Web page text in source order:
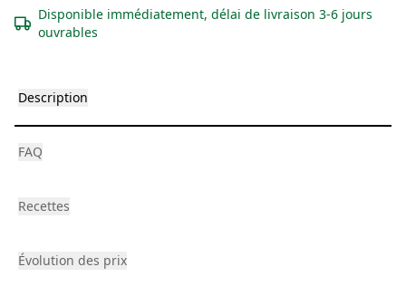
Disponible immédiatement, délai de livraison 3-6 jours
ouvrables
Description
FAQ
Recettes
Évolution des prix